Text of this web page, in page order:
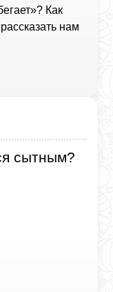
Как
нам
сытным?